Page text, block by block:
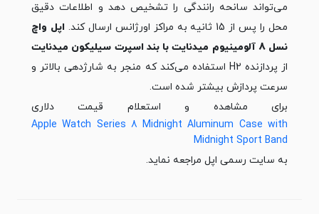
می‌تواند سانحه رانندگی را تشخیص دهد و اطلاعات دقیق
محل را پس از 15 ثانیه به مراکز اورژانس ارسال کند.
اپل واچ
نسل 8 آلومینیوم میدنایت با بند اسپرت سیلیکون میدنایت
از پردازنده H2 استفاده می‌کند که منجر به شارژدهی بالاتر و
سرعت پردازش بیشتر شده است.
برای مشاهده و استعلام قیمت دلاری
Apple Watch Series 8 Midnight Aluminum Case with
Midnight Sport Band
به سایت رسمی اپل مراجعه نماید.